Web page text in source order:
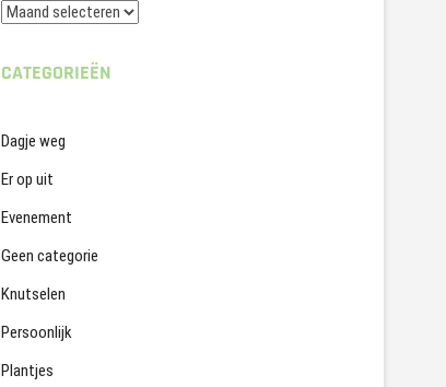
Archieven
CATEGORIEËN
Dagje weg
Er op uit
Evenement
Geen categorie
Knutselen
Persoonlijk
Plantjes